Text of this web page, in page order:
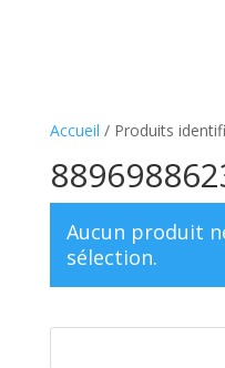
Accueil / Produits
Aucun produit
sélection.